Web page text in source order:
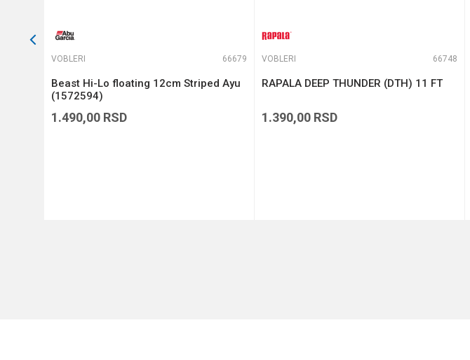
VOBLERI 66679
Beast Hi-Lo floating 12cm Striped Ayu
(1572594)
1.490,00 RSD
VOBLERI 66748
RAPALA DEEP THUNDER (DTH) 11 FT
1.390,00 RSD